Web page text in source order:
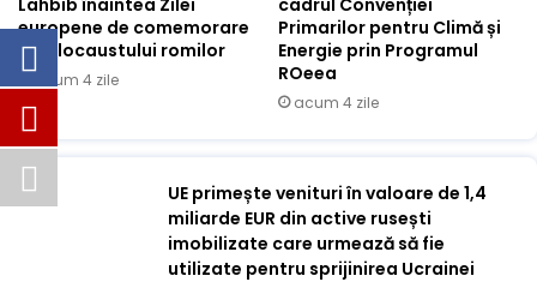
europene de comemorare
a Holocaustului romilor
acum 4 zile
Primarilor pentru Climă și
Energie prin Programul
ROeea
acum 4 zile
UE primește venituri în valoare de 1,4
miliarde EUR din active rusești
imobilizate care urmează să fie
utilizate pentru sprijinirea Ucrainei